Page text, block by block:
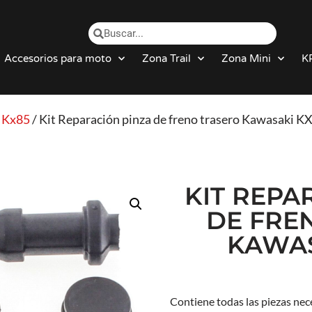
Accesorios para moto Zona Trail Zona Mini
Kx85/ Kit Reparación pinza de freno trasero Kawasaki
KIT
DE
Contiene todas las piezas